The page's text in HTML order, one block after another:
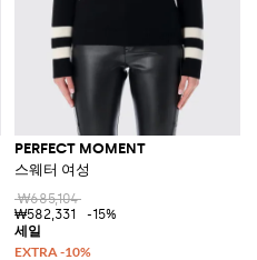
PERFECT MOMENT
스웨터 여성
₩685,104
₩582,331
-15%